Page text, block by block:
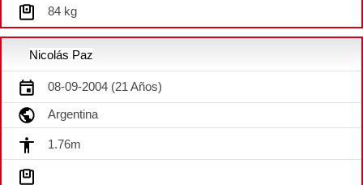
84 kg
Nicolás Paz
08-09-2004 (21 Años)
Argentina
1.76m